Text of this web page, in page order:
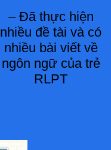
– Đã thực hiện
nhiều đề tài và có
nhiều bài viết về
ngôn ngữ của trẻ
RLPT